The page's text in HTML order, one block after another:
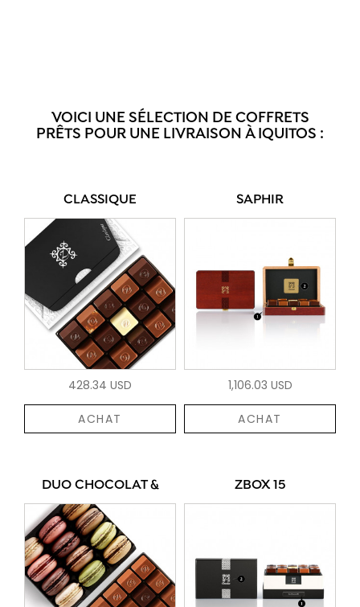
VOICI UNE SÉLECTION DE COFFRETS
PRÊTS POUR UNE LIVRAISON À IQUITOS :
CLASSIQUE
428.34 USD
ACHAT
SAPHIR
1,106.03 USD
ACHAT
DUO CHOCOLAT & ZBOX 15